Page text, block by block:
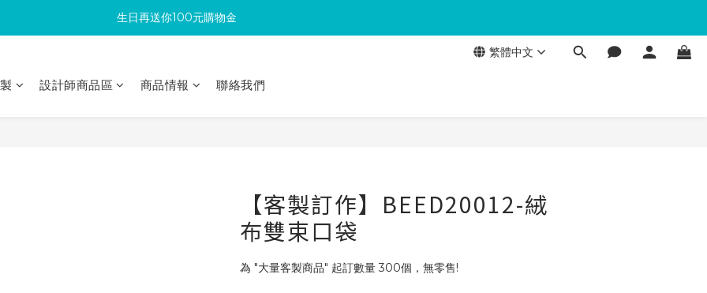
滿300回饋10%購物金
生日再送你100元購物金
滿300回饋10%購物金
繁體中文
設計師商品區 商品情報 聯絡我們
【客製訂作】BEED20012-絨
布雙束口袋
為 "大量客製商品" 起訂數量 300個，無零售!